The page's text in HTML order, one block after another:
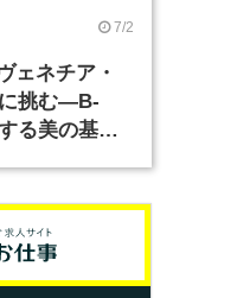
7/2
ェネチア・
に挑む―B-
る美の基準